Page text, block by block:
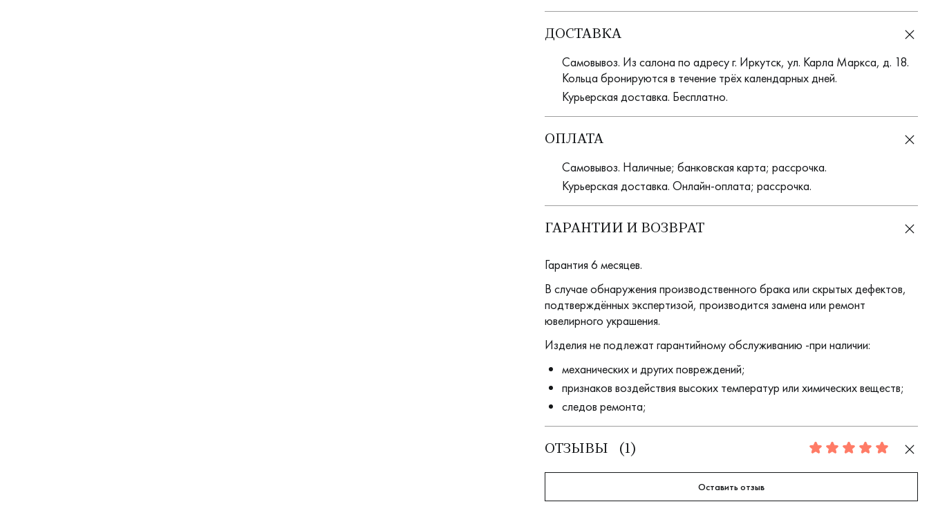
ДОСТАВКА
Самовывоз. Из салона по адресу г. Иркутск, ул. Карла Маркса, д. 18.
Кольца бронируются в течение трёх календарных дней.
Курьерская доставка. Бесплатно.
ОПЛАТА
Самовывоз. Наличные; банковская карта; рассрочка.
Курьерская доставка. Онлайн-оплата; рассрочка.
ГАРАНТИИ И ВОЗВРАТ
Гарантия 6 месяцев.
В случае обнаружения производственного брака или скрытых дефектов,
подтверждённых экспертизой, производится замена или ремонт
ювелирного украшения.
Изделия не подлежат гарантийному обслуживанию -при наличии:
механических и других повреждений;
признаков воздействия высоких температур или химических веществ;
следов ремонта;
ОТЗЫВЫ ( 1 ) 5.0
Оставить отзыв